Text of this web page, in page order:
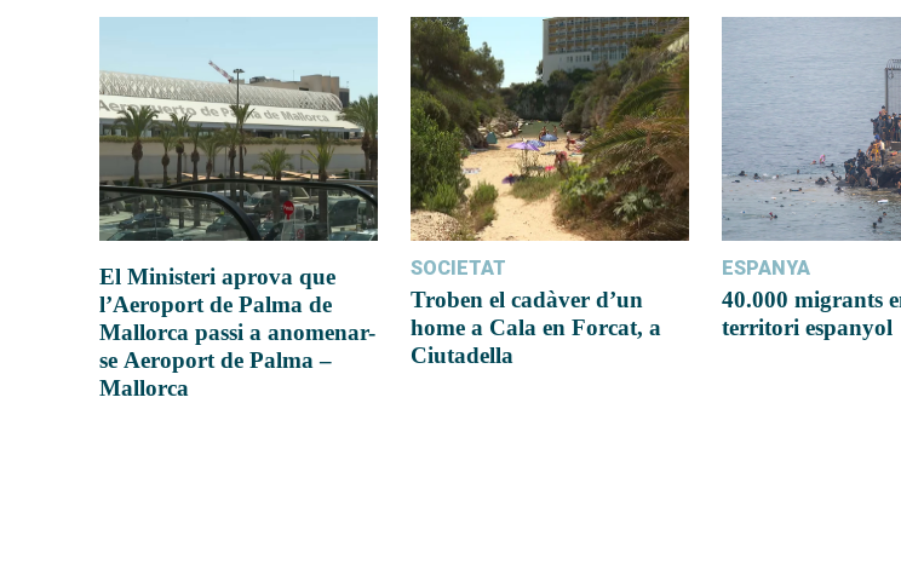
El Ministeri aprova que
l’Aeroport de Palma de
Mallorca passi a anomenar-
se Aeroport de Palma –
Mallorca
SOCIETAT
Troben el cadàver d’un
home a Cala en Forcat, a
Ciutadella
ESPANYA
40.000 migrants
territori espanyol